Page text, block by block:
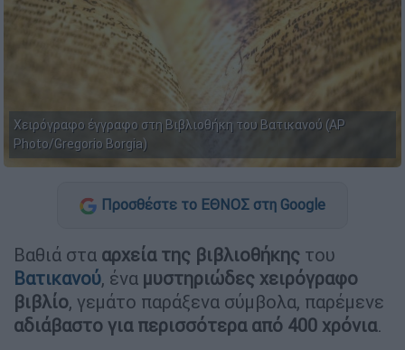
Χειρόγραφο έγγραφο στη Βιβλιοθήκη του Βατικανού (AP
Photo/Gregorio Borgia)
Προσθέστε το ΕΘΝΟΣ στη Google
Βαθιά στα αρχεία της βιβλιοθήκης του
Βατικανού, ένα μυστηριώδες χειρόγραφο
βιβλίο, γεμάτο παράξενα σύμβολα, παρέμενε
αδιάβαστο για περισσότερα από 400 χρόνια.